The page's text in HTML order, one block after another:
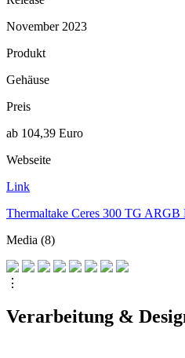
November 2023
Produkt
Gehäuse
Preis
ab 104,39 Euro
Webseite
Link
Thermaltake Ceres 300 TG ARGB
Media (8)
⋮
Verarbeitung &